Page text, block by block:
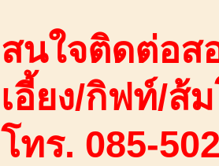
สนใจติดต่อส
เอี้ยง/กิฟท์/ส้
โทร. 085-